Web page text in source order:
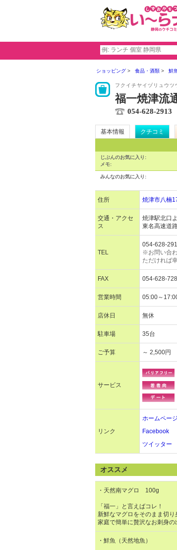
ショッピング 食品・酒類 鮮
フクイチヤイヅリュウツ
福一焼津流
054-628-2913
基本情報 クチコミ
じぶんのお気に入り:
メモ:
みんなのお気に入り:
住所 焼津市八楠
交通・アクセ
ス
焼津駅北口
東名高速道
TEL
054-628-
※お問い合
ただければ
FAX 054-628-
営業時間 05:00～
店休日 無休
駐車場 35台
ご予算 ～ 2,500円
サービス
リンク
ホームページ
Facebook
ツイッター
オススメ
・天然南マグロ 100g
「福一」と言えばコレ！
新鮮なマグロをそのまま切
家庭で簡単に贅沢なお刺身の
・鮮魚（天然地魚）